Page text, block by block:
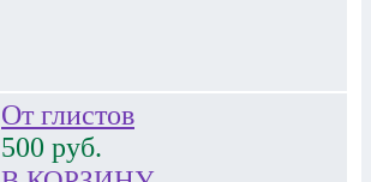
От глистов
500 руб.